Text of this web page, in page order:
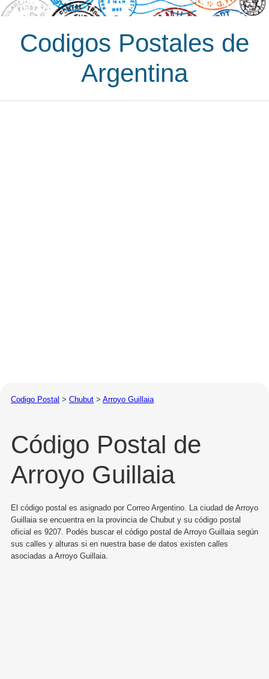
Codigos Postales de
Argentina
Codigo Postal > Chubut > Arroyo Guillaia
Código Postal de
Arroyo Guillaia
El código postal es asignado por Correo Argentino. La ciudad de Arroyo
Guillaia se encuentra en la provincia de Chubut y su código postal
oficial es 9207. Podés buscar el código postal de Arroyo Guillaia según
sus calles y alturas si en nuestra base de datos existen calles
asociadas a Arroyo Guillaia.